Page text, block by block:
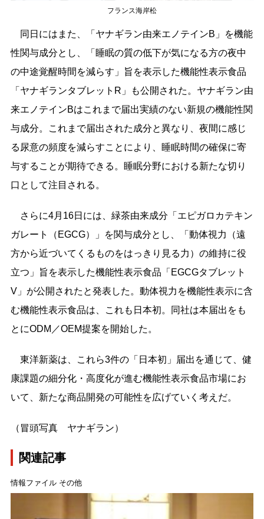
フランス海岸松
同日にはまた、「ヤナギラン由来エノテインB」を機能
性関与成分とし、「睡眠の質の低下が気になる方の夜中
の中途覚醒時間を減らす」旨を表示した機能性表示食品
「ヤナギランタブレットR」も公開された。ヤナギラン由
来エノテインBはこれまで届出実績のない新規の機能性関
与成分。これまで届出された成分と異なり、夜間に感じ
る尿意の頻度を減らすことにより、睡眠時間の確保に寄
与することが期待できる。睡眠分野における新たな切り
口として注目される。
さらに4月16日には、緑茶由来成分「エピガロカテキン
ガレート（EGCG）」を関与成分とし、「動体視力（遠
方から近づいてくるものをはっきり見る力）の維持に役
立つ」旨を表示した機能性表示食品「EGCGタブレット
V」が公開されたと発表した。動体視力を機能性表示に含
む機能性表示食品は、これも日本初。同社は本届出をも
とにODM／OEM提案を開始した。
東洋新薬は、これら3件の「日本初」届出を通じて、健
康課題の細分化・高度化が進む機能性表示食品市場にお
いて、新たな商品開発の可能性を広げていく考えだ。
（冒頭写真 ヤナギラン）
関連記事
情報ファイル その他